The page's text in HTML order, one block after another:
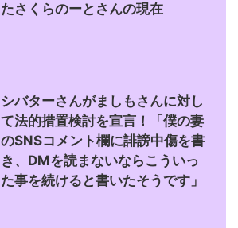
たさくらのーとさんの現在
シバターさんがましもさんに対し
て法的措置検討を宣言！「僕の妻
のSNSコメント欄に誹謗中傷を書
き、DMを読まないならこういっ
た事を続けると書いたそうです」